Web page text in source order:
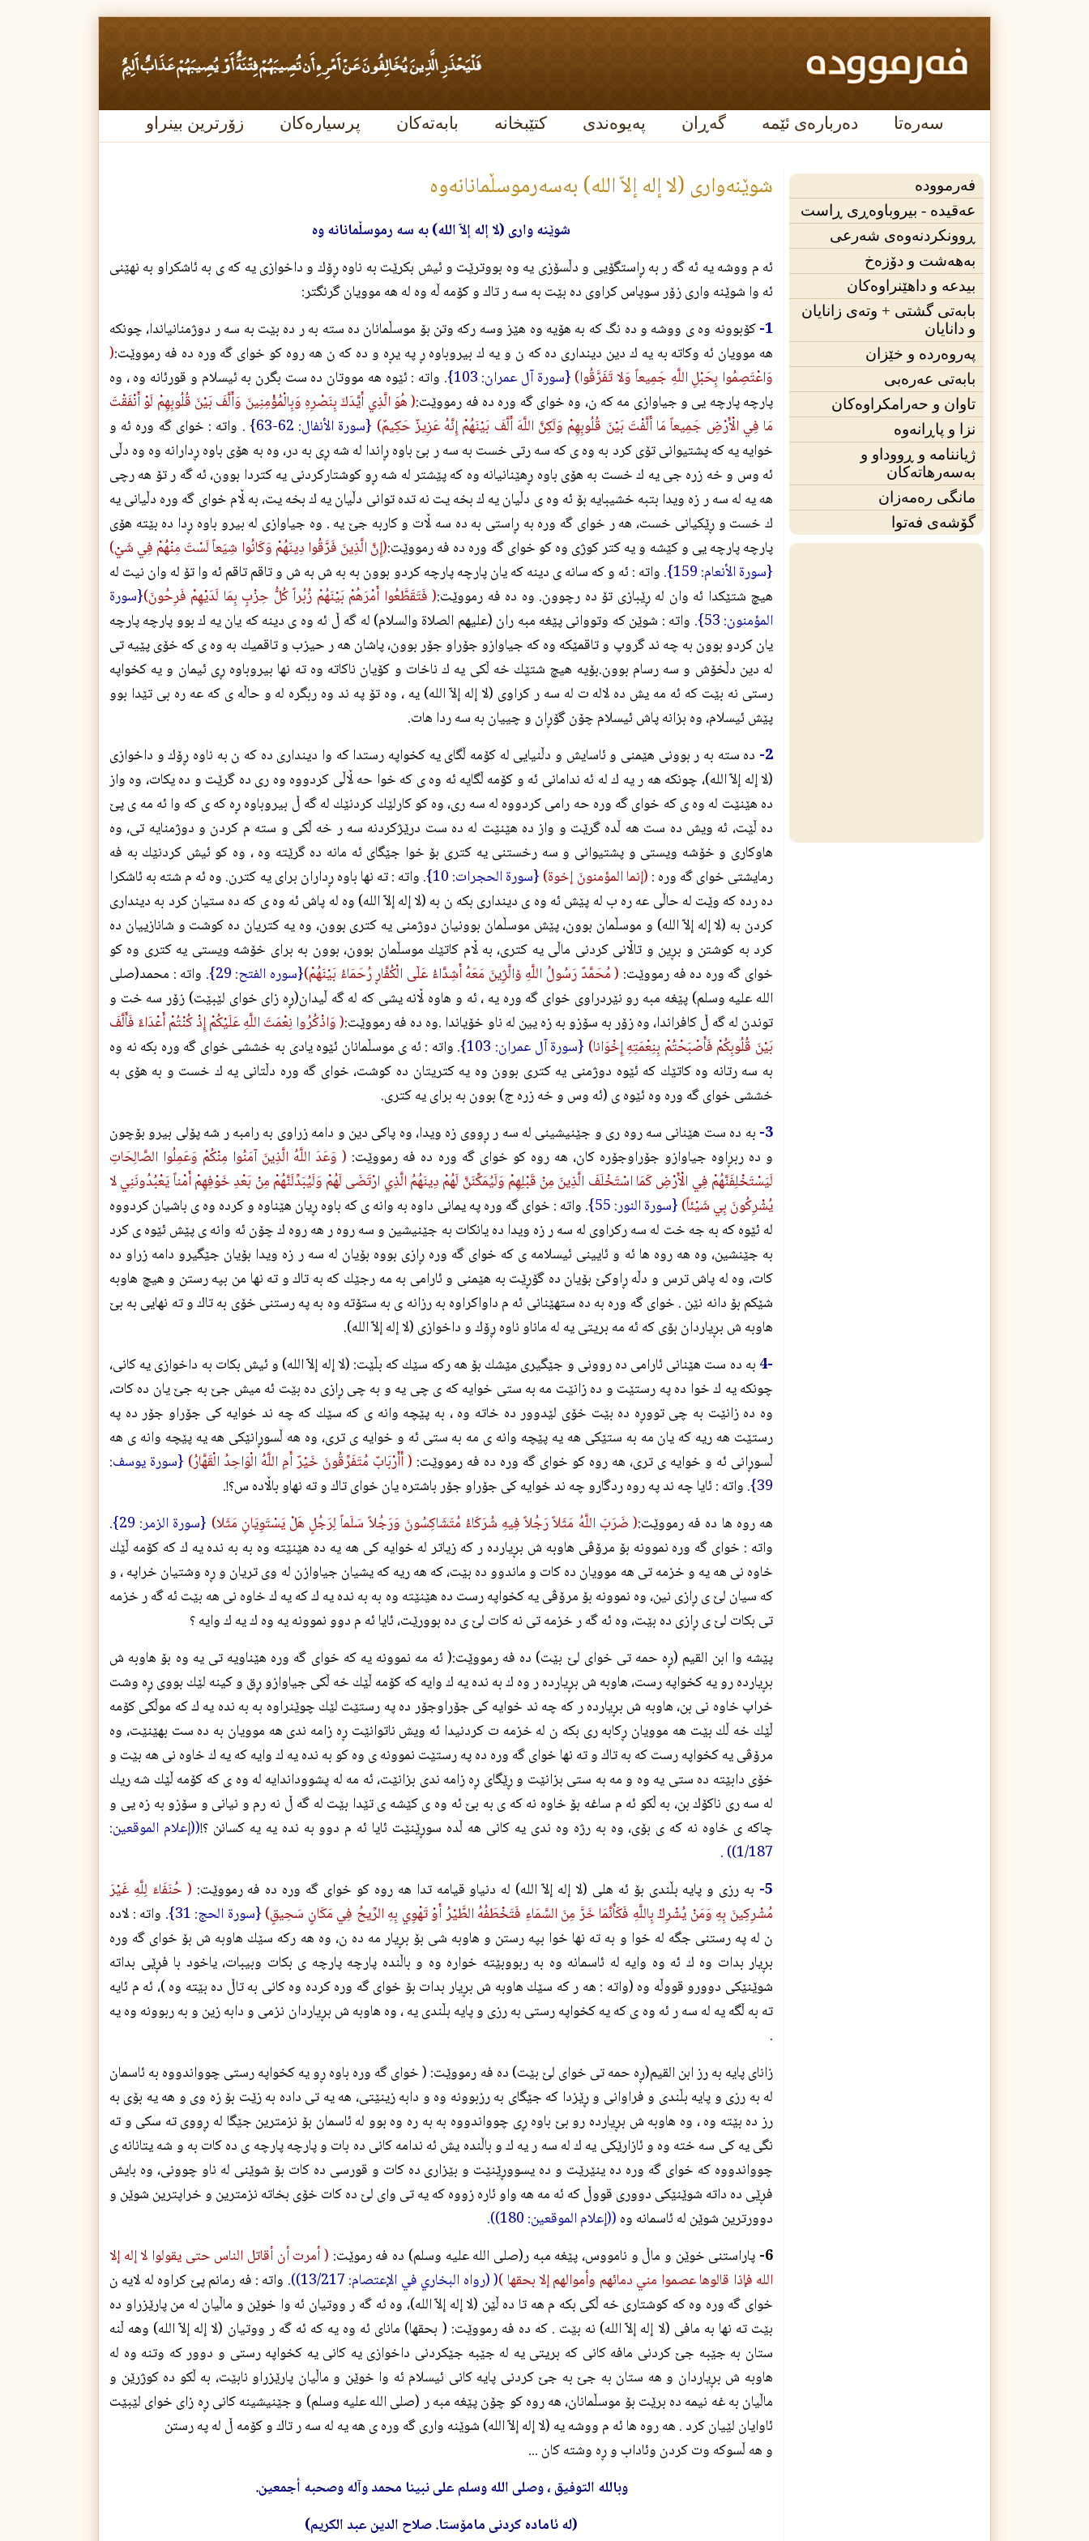
سەرەتا دەربارەی ئێمە گەڕان پەیوەندی کتێبخانە بابەتەکان پرسیارەکان زۆرترین بینراو
فەرموودە
عه‌قیده‌ - بیروباوەڕی ڕاست
ڕوونکردنەوەی شەرعی
بەهەشت و دۆزەخ
بیدعە و داهێنراوەکان
بابەتی گشتی + وته‌ی زانایان
و دانایان
پەروەردە و خێزان
بابەتی عەرەبی
تاوان و حەرامکراوەکان
نزا و پاڕانەوە
ژیاننامه‌ و ڕووداو و
بەسەرهاتەکان
مانگی ره‌مه‌زان
گۆشەی فه‌توا
شوێنه‌وارى (لا إله‌ إلاّ الله) به‌سه‌رموسڵمانانه‌وه‌
شوێنه وارى (لا إله إلاّ الله) به سه رموسڵمانانه وه
ئه م ووشه يه ئه گه ر به ڕاستگۆيى و دڵسۆزى يه وه بووترێت و ئيش بكرێت به ناوه ڕۆك و داخوازى يه كه ى به ئاشكراو به نهێنى
ئه وا شوێنه وارى زۆر سوپاس كراوى ده بێت به سه ر تاك و كۆمه ڵه وه له هه موويان گرنگتر:
1- كۆبوونه وه ى ووشه و ده نگ كه به هۆيه وه هێز وسه ركه وتن بۆ موسڵمانان ده سته به ر ده بێت به سه ر دوژمنانياندا، چونكه
هه موويان ئه وكاته به يه ك دين ديندارى ده كه ن و يه ك بيروباوه ڕ په يڕه و ده كه ن هه روه كو خواى گه وره ده فه رمووێت:(
وَاعْتَصِمُوا بِحَبْلِ اللَّهِ جَمِيعاً وَلا تَفَرَّقُوا) {سورة آل عمران: 103}.
واته : ئێوه هه مووتان ده ست بگرن به ئيسلام و قورئانه وه ، وه
پارچه پارچه يى و جياوازى مه كه ن، وه خواى گه وره ده فه رمووێت:( هُوَ الَّذِي أَيَّدَكَ بِنَصْرِهِ وَبِالْمُؤْمِنِينَ وَأَلَّفَ بَيْنَ قُلُوبِهِمْ لَوْ أَنْفَقْتَ
مَا فِي الْأَرْضِ جَمِيعاً مَا أَلَّفْتَ بَيْنَ قُلُوبِهِمْ وَلَكِنَّ اللَّهَ أَلَّفَ بَيْنَهُمْ إِنَّهُ عَزِيزٌ حَكِيمٌ) {سورة الأنفال: 62-63} .
واته : خواى گه وره ئه و
خوايه يه كه پشتيوانى تۆى كرد به وه ى كه سه رتى خست به سه ر بێ باوه ڕاندا له شه ڕى به در، وه به هۆى باوه ڕدارانه وه وه دڵى
ئه وس و خه زره جى يه ك خست به هۆى باوه ڕهێنانيانه وه كه پێشتر له شه ڕو كوشتاركردنى يه كتردا بوون، ئه گه ر تۆ هه رچى
هه يه له سه ر زه ويدا بتبه خشيبايه بۆ ئه وه ى دڵيان يه ك بخه يت نه تده توانى دڵيان يه ك بخه يت، به ڵام خواى گه وره دڵيانى يه
ك خست و ڕێكيانى خست، هه ر خواى گه وره به ڕاستى به ده سه ڵات و كاربه جێ يه . وه جياوازى له بيرو باوه ڕدا ده بێته هۆى
پارچه پارچه يى و كێشه و يه كتر كوژى وه كو خواى گه وره ده فه رمووێت:(إِنَّ الَّذِينَ فَرَّقُوا دِينَهُمْ وَكَانُوا شِيَعاً لَسْتَ مِنْهُمْ فِي شَيْ)
{سورة الأنعام: 159}.
واته : ئه و كه سانه ى دينه كه يان پارچه پارچه كردو بوون به به ش به ش و تاقم تاقم ئه وا تۆ له وان نيت له
هيچ شتێكدا ئه وان له ڕێبازى تۆ ده رچوون. وه ده فه رمووێت:( فَتَقَطَّعُوا أَمْرَهُمْ بَيْنَهُمْ زُبُراً كُلُّ حِزْبٍ بِمَا لَدَيْهِمْ فَرِحُونَ){سورة
المؤمنون: 53}.
واته : شوێن كه وتووانى پێغه مبه ران (عليهم الصلاة والسلام) له گه ڵ ئه وه ى دينه كه يان يه ك بوو پارچه پارچه
يان كردو بوون به چه ند گروپ و تاقمێكه وه كه جياوازو جۆراو جۆر بوون، پاشان هه ر حيزب و تاقميك به وه ى كه خۆى پێيه تى
له دين دڵخۆش و سه رسام بوون.بۆيه هيچ شتێك خه ڵكى يه ك ناخات و كۆيان ناكاته وه ته نها بيروباوه ڕى ئيمان و يه كخواپه
رستى نه بێت كه ئه مه يش ده لاله ت له سه ر كراوى (لا إله إلاّ الله) يه ، وه تۆ په ند وه ربگره له و حاڵه ى كه عه ره بى تێدا بوو
پێش ئيسلام، وه بزانه پاش ئيسلام چۆن گۆڕان و چييان به سه ردا هات.
2- ده سته به ر بوونى هێمنى و ئاسايش و دڵنيايى له كۆمه ڵگاى يه كخواپه رستدا كه وا ديندارى ده كه ن به ناوه ڕۆك و داخوازى
(لا إله إلاّ الله)، چونكه هه ر يه ك له ئه ندامانى ئه و كۆمه ڵگايه ئه وه ى كه خوا حه ڵاڵى كردووه وه رى ده گرێت و ده يكات، وه واز
ده هێنێت له وه ى كه خواى گه وره حه رامى كردووه له سه رى، وه كو كارلێك كردنێك له گه ڵ بيروباوه ڕه كه ى كه وا ئه مه ى پێ
ده ڵێت، ئه ويش ده ست هه ڵده گرێت و واز ده هێنێت له ده ست درێژكردنه سه ر خه ڵكى و سته م كردن و دوژمنايه تى، وه
هاوكارى و خۆشه ويستى و پشتيوانى و سه رخستنى يه كترى بۆ خوا جێگاى ئه مانه ده گرێته وه ، وه كو ئيش كردنێك به فه
رمايشتى خواى گه وره : (إنما المؤمنونَ إخوة) {سورة الحجرات: 10}.
واته : ته نها باوه ڕداران براى يه كترن. وه ئه م شته به ئاشكرا
ده رده كه وێت له حاڵى عه ره ب له پێش ئه وه ى ديندارى بكه ن به (لا إله إلاّ الله) وه له پاش ئه وه ى كه ده ستيان كرد به ديندارى
كردن به (لا إله إلاّ الله) و موسڵمان بوون، پێش موسڵمان بوونيان دوژمنى يه كترى بوون، وه يه كتريان ده كوشت و شانازييان ده
كرد به كوشتن و بڕين و تاڵانى كردنى ماڵى يه كترى، به ڵام كاتێك موسڵمان بوون، بوون به براى خۆشه ويستى يه كترى وه كو
خواى گه وره ده فه رمووێت: ( مُحَمَّدٌ رَسُولُ اللَّهِ ۆالَّژِينَ مَعَهُ أَشِدَّاءُ عَڵى الْكُفَّاڕ رُحَمَاءُ بَيْنَهُمْ){سوره الفتح: 29}.
واته : محمد(صلی
الله علیه وسلم) پێغه مبه رو نێردراوى خواى گه وره يه ، ئه و هاوه ڵانه يشى كه له گه ڵيدان(ڕه زای خوای لێبێت) زۆر سه خت و
توندن له گه ڵ كافراندا، وه زۆر به سۆزو به زه يين له ناو خۆياندا .وه ده فه رمووێت:( وَاذْكُرُوا نِعْمَتَ اللَّهِ عَلَيْكُمْ إِذْ كُنْتُمْ أَعْدَاءً فَأَلَّفَ
بَيْنَ قُلُوبِكُمْ فَأَصْبَحْتُمْ بِنِعْمَتِهِ إِخْوَانا) {سورة آل عمران: 103}.
واته : ئه ى موسڵمانان ئێوه يادى به خششى خواى گه وره بكه نه وه
به سه رتانه وه كاتێك كه ئێوه دوژمنى يه كترى بوون وه يه كتريتان ده كوشت، خواى گه وره دڵتانى يه ك خست و به هۆى به
خششى خواى گه وره وه ئێوه ى (ئه وس و خه زره ج) بوون به براى يه كترى.
3- به ده ست هێنانى سه روه رى و جێنيشينى له سه ر ڕووى زه ويدا، وه پاكى دين و دامه زراوى به رامبه ر شه پۆلى بيرو بۆچون
و ده ربڕاوه جياوازو جۆراوجۆره كان، هه روه كو خواى گه وره ده فه رمووێت: ( وَعَدَ اللَّهُ الَّذِينَ آمَنُوا مِنْكُمْ وَعَمِلُوا الصَّالِحَاتِ
لَيَسْتَخْلِفَنَّهُمْ فِي الْأَرْضِ كَمَا اسْتَخْلَفَ الَّذِينَ مِنْ قَبْلِهِمْ وَلَيُمَكِّنَنَّ لَهُمْ دِينَهُمُ الَّذِي ارْتَضَى لَهُمْ وَلَيُبَدِّلَنَّهُمْ مِنْ بَعْدِ خَوْفِهِمْ أَمْناً يَعْبُدُونَنِي لا
يُشْرِكُونَ بِي شَيْئاً) {سورة النور: 55}.
واته : خواى گه وره په يمانى داوه به وانه ى كه باوه ڕيان هێناوه و كرده وه ى باشيان كردووه
له ئێوه كه به جه خت له سه ركراوى له سه ر زه ويدا ده يانكات به جێنيشين و سه روه ر هه روه ك چۆن ئه وانه ى پێش ئێوه ى كرد
به جێنشين، وه هه روه ها ئه و ئايينى ئيسلامه ى كه خواى گه وره ڕازى بووه بۆيان له سه ر زه ويدا بۆيان جێگيرو دامه زراو ده
كات، وه له پاش ترس و دڵه ڕاوكێ بۆيان ده گۆڕێت به هێمنى و ئارامى به مه رجێك كه به تاك و ته نها من بپه رستن و هيچ هاوبه
شێكم بۆ دانه نێن . خواى گه وره به ده ستهێنانى ئه م داواكراوه به رزانه ى به ستۆته وه به په رستنى خۆى به تاك و ته نهايى به بێ
هاوبه ش بڕياردان بۆى كه ئه مه بريتى يه له ماناو ناوه ڕۆك و داخوازى (لا إله إلاّ الله).
-4 به ده ست هێنانى ئارامى ده روونى و جێگيرى مێشك بۆ هه ركه سێك كه بڵێت: (لا إله إلاّ الله) و ئيش بكات به داخوازى يه كانى،
چونكه يه ك خوا ده په رستێت و ده زانێت مه به ستى خوايه كه ى چى يه و به چى ڕازى ده بێت ئه ميش جێ به جێ يان ده كات،
وه ده زانێت به چى تووڕه ده بێت خۆى لێدوور ده خاته وه ، به پێچه وانه ى كه سێك كه چه ند خوايه كى جۆراو جۆر ده په
رستێت هه ريه كه يان مه به ستێكى هه يه پێچه وانه ى مه به ستى ئه و خوايه ى ترى، وه هه ڵسوڕانێكى هه يه پێچه وانه ى هه
ڵسوڕانى ئه و خوايه ى ترى، هه روه كو خواى گه وره ده فه رمووێت: ( أَأَرْبَابٌ مُتَفَرِّقُونَ خَيْرٌ أَمِ اللَّهُ الْوَاحِدُ الْقَهَّارُ) {سورة يوسف:
39}. واته : ئايا چه ند په روه ردگارو چه ند خوايه كى جۆراو جۆر باشتره يان خواى تاك و ته نهاو باڵاده س؟!.
هه روه ها ده فه رمووێت:( ضَرَبَ اللَّهُ مَثَلاً رَجُلاً فِيهِ شُرَكَاءُ مُتَشَاكِسُونَ وَرَجُلاً سَلَماً لِرَجُلٍ هَلْ يَسْتَوِيَانِ مَثَلا) {سورة الزمر: 29}.
واته : خواى گه وره نموونه بۆ مرۆڤى هاوبه ش بڕيارده ر كه زياتر له خوايه كى هه يه ده هێنێته وه به به نده يه ك كه كۆمه ڵێك
خاوه نى هه يه و خزمه تى هه موويان ده كات و ماندوو ده بێت، كه هه ريه كه يشيان جياوازن له وى تريان و ڕه وشتيان خراپه ، و
كه سيان لێ ى ڕازى نين، وه نموونه بۆ مرۆڤى يه كخواپه رست ده هێنێته وه به به نده يه ك كه يه ك خاوه نى هه بێت ئه گه ر خزمه
تى بكات لێ ى ڕازى ده بێت، وه ئه گه ر خزمه تى نه كات لێ ى ده بوورێت، ئايا ئه م دوو نموونه يه وه ك يه ك وايه ؟
پێشه وا ابن القيم (ڕه حمه تى خواى لێ بێت) ده فه رمووێت:( ئه مه نموونه يه كه خواى گه وره هێناويه تى يه وه بۆ هاوبه ش
بڕيارده رو يه كخواپه رست، هاوبه ش بڕيارده ر وه ك به نده يه ك وايه كه كۆمه ڵێك خه ڵكى جياوازو ڕق و كينه لێك بووى ڕه وشت
خراپ خاوه نى بن، هاوبه ش بڕيارده ر كه چه ند خوايه كى جۆراوجۆر ده په رستێت لێك چوێنراوه به به نده يه ك كه موڵكى كۆمه
ڵێك خه ڵك بێت هه موويان ڕكابه رى بكه ن له خزمه ت كردنيدا ئه ويش ناتوانێت ڕه زامه ندى هه موويان به ده ست بهێنێت، وه
مرۆڤى يه كخواپه رست كه به تاك و ته نها خواى گه وره ده په رستێت نموونه ى وه كو به نده يه ك وايه كه يه ك خاوه نى هه بێت و
خۆى دابێته ده ستى يه وه و مه به ستى بزانێت و ڕێگاى ڕه زامه ندى بزانێت، ئه مه له پشووداندايه له وه ى كه كۆمه ڵێك شه ريك
له سه رى ناكۆك بن، به ڵكو ئه م ساغه بۆ خاوه نه كه ى به بێ ئه وه ى كێشه ى تێدا بێت له گه ڵ نه رم و نيانى و سۆزو به زه يى و
چاكه ى خاوه نه كه ى بۆى، وه به رژه وه ندى يه كانى هه ڵده سوڕێنێت ئايا ئه م دوو به نده يه يه كسانن ؟!((إعلام الموقعين:
1/187)) .
5- به رزى و پايه بڵندى بۆ ئه هلى (لا إله إلاّ الله) له دنياو قيامه تدا هه روه كو خواى گه وره ده فه رمووێت: ( حُنَفَاءَ لِلَّهِ غَيْرَ
مُشْرِكِينَ بِهِ وَمَنْ يُشْرِكْ بِاللَّهِ فَكَأَنَّمَا خَرَّ مِنَ السَّمَاءِ فَتَخْطَفُهُ الطَّيْرُ أَوْ تَهْوِي بِهِ الرِّيحُ فِي مَكَانٍ سَحِيقٍ) {سورة الحج: 31}.
واته : لاده
ن له په رستنى جگه له خوا و به ته نها خوا بپه رستن و هاوبه شى بۆ بڕيار مه ده ن، وه هه ركه سێك هاوبه ش بۆ خواى گه وره
بڕيار بدات وه ك ئه وه وايه له ئاسمانه وه به ربووبێته خواره وه و باڵنده پارچه پارچه ى بكات وبيبات، ياخود با فڕێى بداته
شوێنێكى دوورو قووڵه وه (واته : هه ر كه سێك هاوبه ش بڕيار بدات بۆ خواى گه وره كرده وه كانى به تاڵ ده بێته وه )، ئه م ئايه
ته به ڵگه يه له سه ر ئه وه ى كه يه كخواپه رستى به رزى و پايه بڵندى يه ، وه هاوبه ش بڕياردان نزمى و دابه زين و به ربوونه وه يه
.
زاناى پايه به رز ابن القيم(ڕه حمه تى خواى لێ بێت) ده فه رمووێت: ( خواى گه وره باوه ڕو يه كخواپه رستى چوواندووه به ئاسمان
له به رزى و پايه بڵندى و فراوانى و ڕێزدا كه جێگاى به رزبوونه وه و دابه زينێتى، هه يه تى داده به زێت بۆ زه وى و هه يه بۆى به
رز ده بێته وه ، وه هاوبه ش بڕيارده رو بێ باوه ڕى چوواندووه به به ره وه بوو له ئاسمان بۆ نزمترين جێگا له ڕووى ته سكى و ته
نگى يه كى سه خته وه و ئازارێكى يه ك له سه ر يه ك و باڵنده يش ئه ندامه كانى ده بات و پارچه پارچه ى ده كات به و شه يتانانه ى
چوواندووه كه خواى گه وره ده ينێرێت و ده يسووڕێنێت و بێزارى ده كات و قورسى ده كات بۆ شوێنى له ناو چوونى، وه بايش
فڕێى ده داته شوێنێكى دوورى قووڵ كه ئه مه هه واو ئاره زووه كه يه تى واى لێ ده كات خۆى بخاته نزمترين و خراپترين شوێن و
دوورترين شوێن له ئاسمانه وه ((إعلام الموقعين: 180)).
6- پاراستنى خوێن و ماڵ و نامووس، پێغه مبه ر(صلی الله علیه وسلم) ده فه رموێت: ( أمرت أن أقاتل الناس حتى يقولوا لا إله إلا
الله فإذا قالوها عصموا مني دمائهم وأموالهم إلا بحقها )( (رواه البخاري في الإعتصام: 13/217)).
واته : فه رمانم پێ كراوه له لايه ن
خواى گه وره وه كه كوشتارى خه ڵكى بكه م هه تا ده ڵێن (لا إله إلاّ الله)، وه ئه گه ر ووتيان ئه وا خوێن و ماڵيان له من پارێزراو ده
بێت ته نها به مافى (لا إله إلاّ الله) نه بێت . كه ده فه رمووێت: ( بحقها) ماناى ئه وه يه كه ئه گه ر ووتيان (لا إله إلاّ الله) وهه ڵنه
ستان به جێبه جێ كردنى مافه كانى كه بريتى يه له جێبه جێكردنى داخوازى يه كانى يه كخواپه رستى و دوور كه وتنه وه له
هاوبه ش بڕياردان و هه ستان به جێ به جێ كردنى پايه كانى ئيسلام ئه وا خوێن و ماڵيان پارێزراو نابێت، به ڵكو ده كوژرێن و
ماڵيان به غه نيمه ده برێت بۆ موسڵمانان، هه روه كو چۆن پێغه مبه ر (صلی الله علیه وسلم) و جێنيشينه كانى ڕه زای خوای لێبێت
ئاوايان لێيان كرد . هه روه ها ئه م ووشه يه (لا إله إلاّ الله) شوێنه وارى گه وره ى هه يه له سه ر تاك و كۆمه ڵ له په رستن
و هه ڵسوكه وت كردن وئاداب و ڕه وشته كان ...
وبالله التوفيق ، وصلى الله وسلم على نبينا محمد وآله وصحبه أجمعين.
(له ئاماده کردنى مامۆستا. صلاح الدين عبد الكريم)